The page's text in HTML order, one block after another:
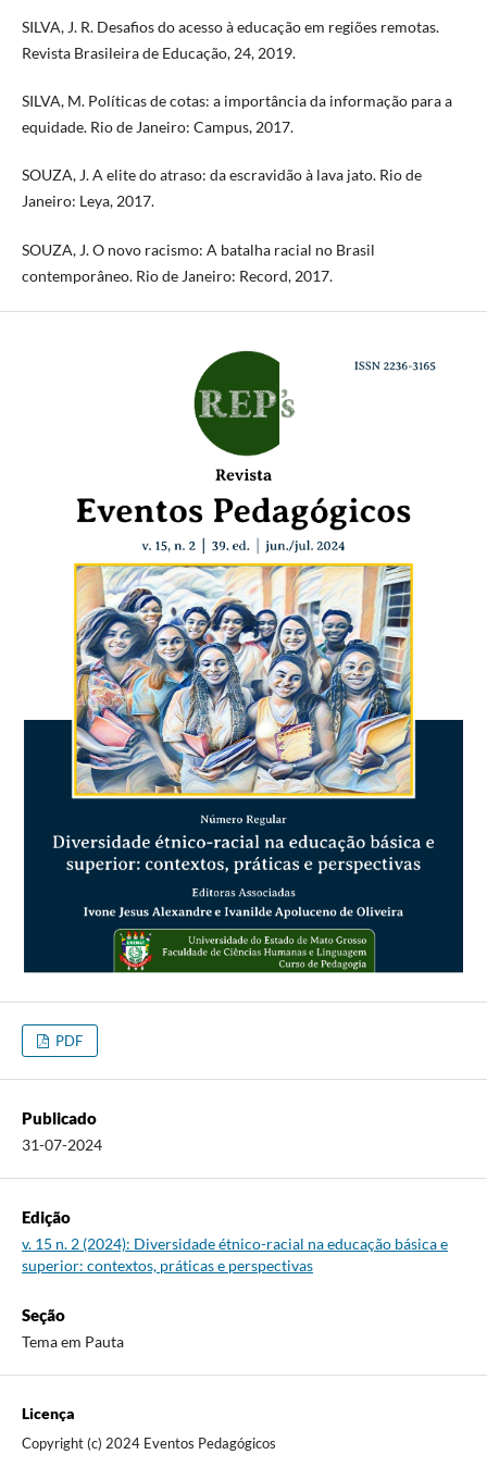
SILVA, J. R. Desafios do acesso à educação em regiões remotas.
Revista Brasileira de Educação, 24, 2019.
SILVA, M. Políticas de cotas: a importância da informação para a
equidade. Rio de Janeiro: Campus, 2017.
SOUZA, J. A elite do atraso: da escravidão à lava jato. Rio de
Janeiro: Leya, 2017.
SOUZA, J. O novo racismo: A batalha racial no Brasil
contemporâneo. Rio de Janeiro: Record, 2017.
PDF
Publicado
31-07-2024
Edição
v. 15 n. 2 (2024): Diversidade étnico-racial na educação básica e
superior: contextos, práticas e perspectivas
Seção
Tema em Pauta
Licença
Copyright (c) 2024 Eventos Pedagógicos